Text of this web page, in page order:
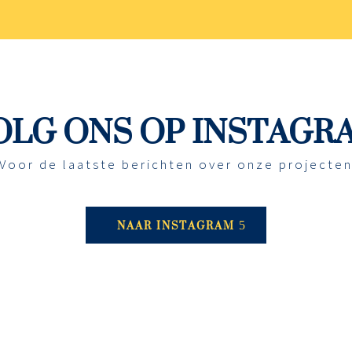
ONS OP
Voor de laatste berichten over onze projecten
NAAR INSTAGRAM